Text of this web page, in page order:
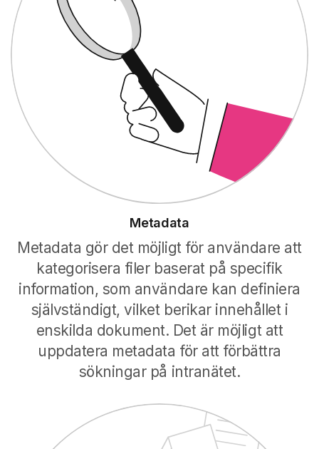
Metadata
Metadata gör det möjligt för användare att
kategorisera filer baserat på specifik
information, som användare kan definiera
självständigt, vilket berikar innehållet i
enskilda dokument. Det är möjligt att
uppdatera metadata för att förbättra
sökningar på intranätet.